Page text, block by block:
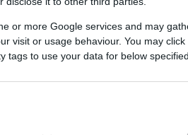
or more Google services and may
visit or usage behaviour. You may
tags to use your data for below
αμερικανικό
το ελληνικό
Άνεμος»